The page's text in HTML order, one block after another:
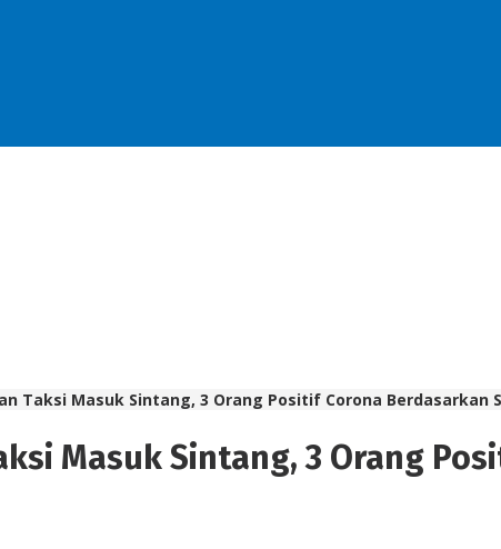
Taksi Masuk Sintang, 3 Orang Positif Corona Berdasarkan
Masuk Sintang, 3 Orang